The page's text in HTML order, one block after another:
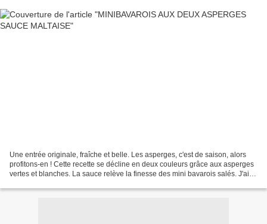
Une entrée originale, fraîche et belle. Les asperges, c'est de saison, alors
profitons-en ! Cette recette se décline en deux couleurs grâce aux asperges
vertes et blanches. La sauce relève la finesse des mini bavarois salés. J'ai